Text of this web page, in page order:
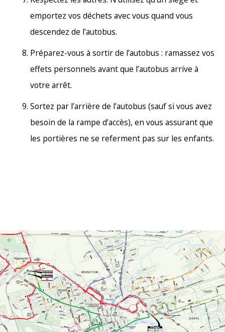
emportez vos déchets avec vous quand vous
descendez de l’autobus.
Préparez-vous à sortir de l’autobus : ramassez vos
effets personnels avant que l’autobus arrive à
votre arrêt.
Sortez par l’arrière de l’autobus (sauf si vous avez
besoin de la rampe d’accès), en vous assurant que
les portières ne se referment pas sur les enfants.